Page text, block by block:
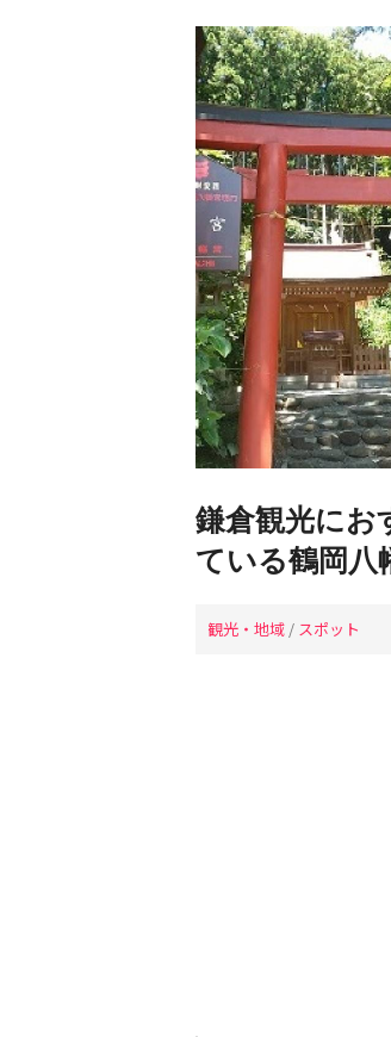
鎌倉観光にお
ている鶴岡八
観光・地域 / スポット